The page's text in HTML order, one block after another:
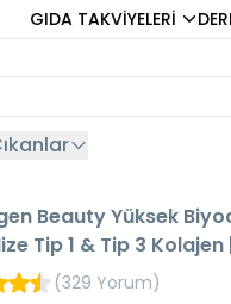
GIDA TAKVİYELERİ
KARGO
Beauty Yüksek
Tip 1 & Tip 3 Kolajen | 7
(329 Yorum)